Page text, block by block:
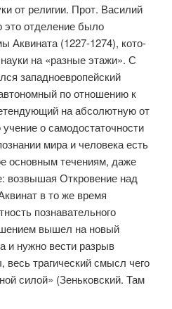
от религии. Прот. Василий
это отделение было
Аквината (1227-1274), кото­
на «разные этажи». С
западноевропейский
по отношению к
на абсолютную от
о самодостаточности
мира и человека есть
основ­ным течениям, даже
возвышая Откровение над
в то же время
познавательного
вышел на новый
нужно вести разрыв
весь трагический смысл чего
силой» (Зеньковский. Там